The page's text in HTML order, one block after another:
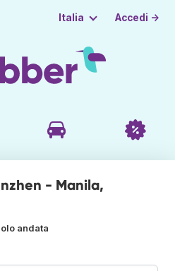
Italia Accedi →
- Manila,
andata